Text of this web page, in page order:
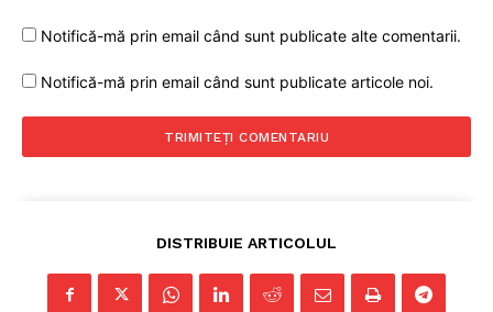
Notifică-mă prin email când sunt publicate alte comentarii.
Notifică-mă prin email când sunt publicate articole noi.
DISTRIBUIE ARTICOLUL